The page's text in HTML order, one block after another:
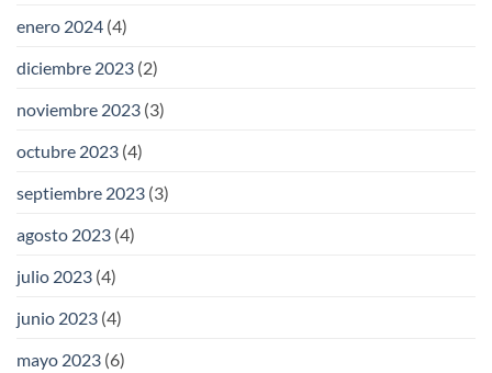
enero 2024 (4)
diciembre 2023 (2)
noviembre 2023 (3)
octubre 2023 (4)
septiembre 2023 (3)
agosto 2023 (4)
julio 2023 (4)
junio 2023 (4)
mayo 2023 (6)